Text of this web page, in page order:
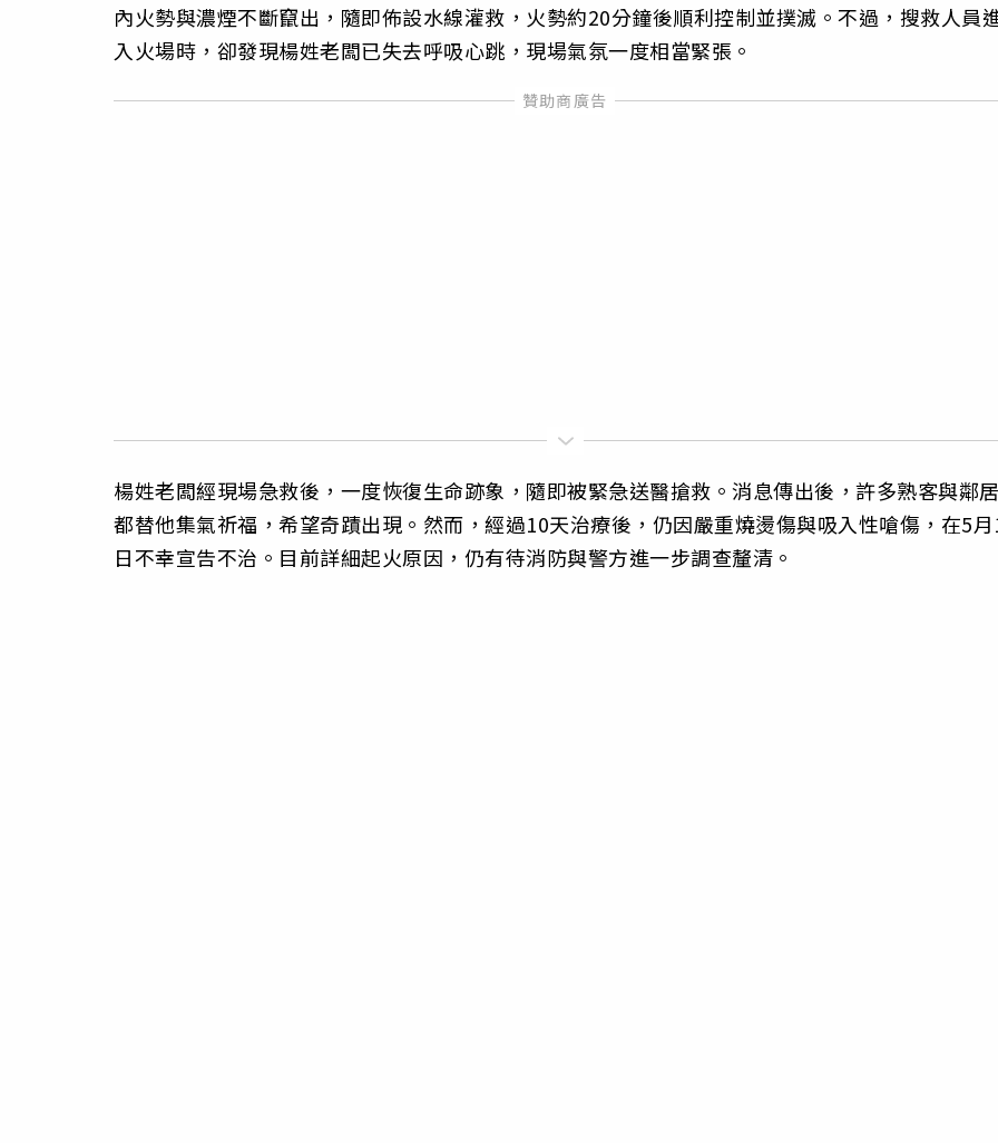
內火勢與濃煙不斷竄出，隨即佈設水線灌救，火勢約20分鐘後順利控制並撲滅。不過，搜救人員
入火場時，卻發現楊姓老闆已失去呼吸心跳，現場氣氛一度相當緊張。
楊姓老闆經現場急救後，一度恢復生命跡象，隨即被緊急送醫搶救。消息傳出後，許多熟客與鄰
都替他集氣祈福，希望奇蹟出現。然而，經過10天治療後，仍因嚴重燒燙傷與吸入性嗆傷，在5
日不幸宣告不治。目前詳細起火原因，仍有待消防與警方進一步調查釐清。